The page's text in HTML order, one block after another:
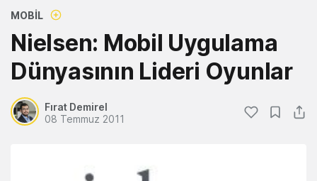
MOBIL
Nielsen: Mobil Uygulama
Dünyasının Lideri Oyunlar
Fırat Demirel
08 Temmuz 2011